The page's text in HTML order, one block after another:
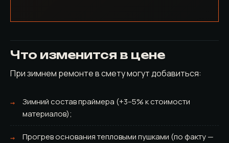
Что изменится в цене
При зимнем ремонте в смету могут добавиться:
Зимний состав праймера (+3–5% к стоимости
материалов);
Прогрев основания тепловыми пушками (по факту —